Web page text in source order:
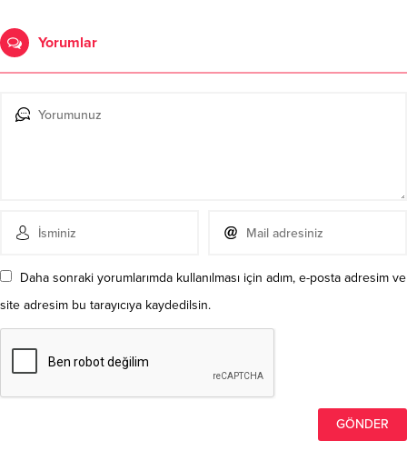
Yorumlar
Daha sonraki yorumlarımda kullanılması için adım, e-posta adresim ve
site adresim bu tarayıcıya kaydedilsin.